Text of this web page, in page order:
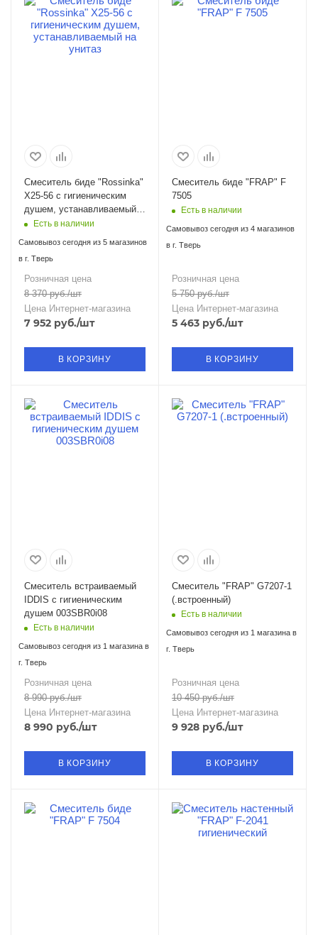
Смеситель биде "Rossinka"
X25-56 с гигиеническим
душем, устанавливаемый
на унитаз
Есть в наличии
Самовывоз сегодня из 5 магазинов
в г. Тверь
Розничная цена
8 370руб./шт
Цена Интернет-магазина
7 952 руб./шт
В КОРЗИНУ
Смеситель биде "FRAP" F
7505
Есть в наличии
Самовывоз сегодня из 4 магазинов
в г. Тверь
Розничная цена
5 750руб./шт
Цена Интернет-магазина
5 463 руб./шт
В КОРЗИНУ
Смеситель встраиваемый
IDDIS с гигиеническим
душем 003SBR0i08
Есть в наличии
Самовывоз сегодня из 1 магазина в
г. Тверь
Розничная цена
8 990руб./шт
Цена Интернет-магазина
8 990 руб./шт
В КОРЗИНУ
Смеситель "FRAP" G7207-1
(.встроенный)
Есть в наличии
Самовывоз сегодня из 1 магазина в
г. Тверь
Розничная цена
10 450руб./шт
Цена Интернет-магазина
9 928 руб./шт
В КОРЗИНУ